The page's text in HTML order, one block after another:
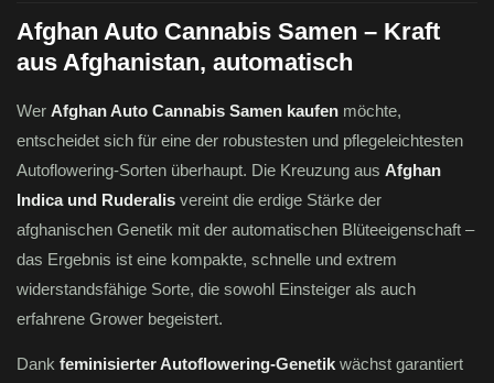
Afghan Auto Cannabis Samen – Kraft
aus Afghanistan, automatisch
Wer Afghan Auto Cannabis Samen kaufen möchte,
entscheidet sich für eine der robustesten und pflegeleichtesten
Autoflowering-Sorten überhaupt. Die Kreuzung aus Afghan
Indica und Ruderalis vereint die erdige Stärke der
afghanischen Genetik mit der automatischen Blüteeigenschaft –
das Ergebnis ist eine kompakte, schnelle und extrem
widerstandsfähige Sorte, die sowohl Einsteiger als auch
erfahrene Grower begeistert.
Dank feminisierter Autoflowering-Genetik wächst garantiert